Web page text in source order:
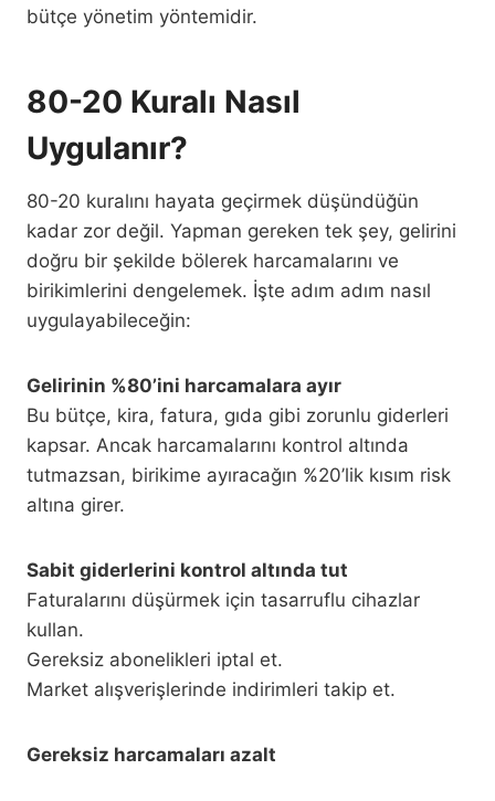
bütçe yönetim yöntemidir.
80-20 Kuralı Nasıl
Uygulanır?
80-20 kuralını hayata geçirmek düşündüğün
kadar zor değil. Yapman gereken tek şey, gelirini
doğru bir şekilde bölerek harcamalarını ve
birikimlerini dengelemek. İşte adım adım nasıl
uygulayabileceğin:
Gelirinin %80’ini harcamalara ayır
Bu bütçe, kira, fatura, gıda gibi zorunlu giderleri
kapsar. Ancak harcamalarını kontrol altında
tutmazsan, birikime ayıracağın %20’lik kısım risk
altına girer.
Sabit giderlerini kontrol altında tut
Faturalarını düşürmek için tasarruflu cihazlar
kullan.
Gereksiz abonelikleri iptal et.
Market alışverişlerinde indirimleri takip et.
Gereksiz harcamaları azalt